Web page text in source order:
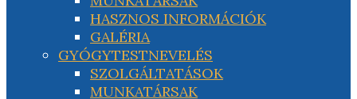
HASZNOS INFORMÁCIÓK
GALÉRIA
GYÓGYTESTNEVELÉS
SZOLGÁLTATÁSOK
MUNKATÁRSAK